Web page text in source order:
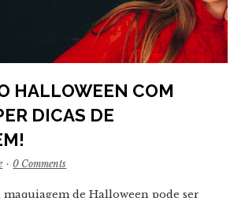
HALLOWEEN COM
DICAS DE
· 0 Comments
de Halloween pode ser